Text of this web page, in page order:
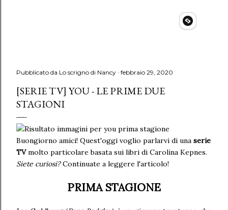
Pubblicato da Lo scrigno di Nancy febbraio 29, 2020
[SERIE TV] YOU - LE PRIME DUE
STAGIONI
Buongiorno amici! Quest'oggi voglio parlarvi di una serie
TVmolto particolare basata sui libri di Carolina Kepnes.
Siete curiosi?Continuate a leggere l'articolo!
PRIMA STAGIONE